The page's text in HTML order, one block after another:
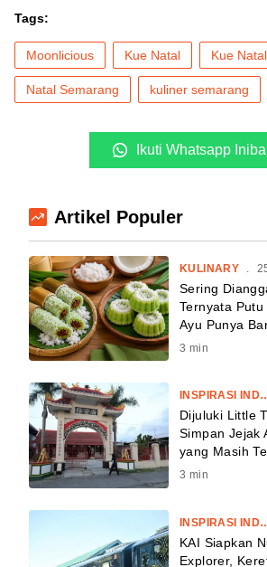
Tags:
Moonlicious Kue Natal Kue
Natal Semarang kuliner semarang
Ikuti Whatsapp
Artikel Populer
KULINARY .
Sering
Ternyata
Ayu Punya
3 min
INSPIRASI
Dijuluki Little
Simpan Jejak
yang Masih
3 min
INSPIRASI
KAI Siapkan
Explorer,